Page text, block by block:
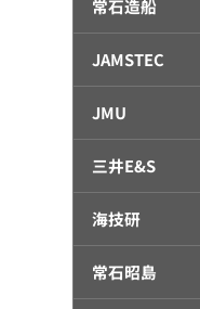
常石造船
JAMSTEC
JMU
三井E&S
海技研
常石昭島